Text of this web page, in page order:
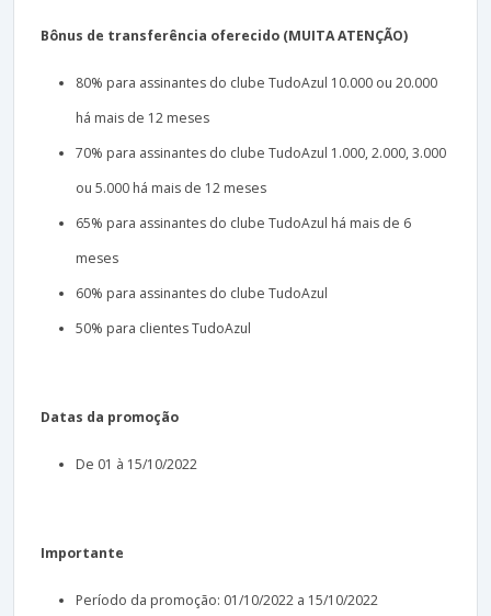
Bônus de transferência oferecido (MUITA ATENÇÃO)
80% para assinantes do clube TudoAzul 10.000 ou 20.000
há mais de 12 meses
70% para assinantes do clube TudoAzul 1.000, 2.000, 3.000
ou 5.000 há mais de 12 meses
65% para assinantes do clube TudoAzul há mais de 6
meses
60% para assinantes do clube TudoAzul
50% para clientes TudoAzul
Datas da promoção
De 01 à 15/10/2022
Importante
Período da promoção: 01/10/2022 a 15/10/2022